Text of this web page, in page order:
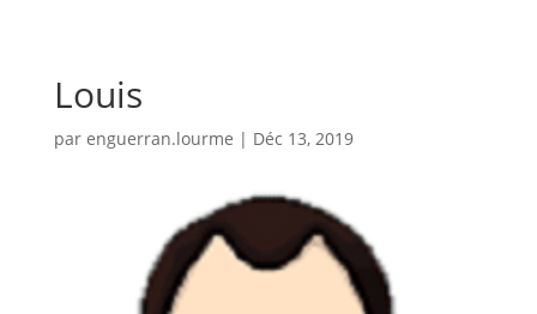
Louis
par enguerran.lourme | Déc 13, 2019